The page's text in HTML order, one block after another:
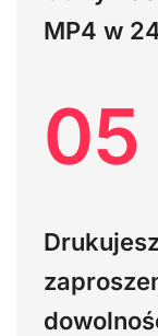
MP4 w
05